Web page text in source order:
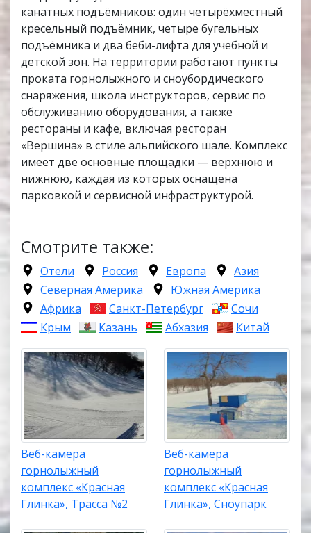
канатных подъёмников: один четырёхместный
кресельный подъёмник, четыре бугельных
подъёмника и два беби-лифта для учебной и
детской зон. На территории работают пункты
проката горнолыжного и сноубордического
снаряжения, школа инструкторов, сервис по
обслуживанию оборудования, а также
рестораны и кафе, включая ресторан
«Вершина» в стиле альпийского шале. Комплекс
имеет две основные площадки — верхнюю и
нижнюю, каждая из которых оснащена
парковкой и сервисной инфраструктурой.
Смотрите также:
Отели Россия Европа
Азия
Северная Америка
Южная Америка
Африка
Санкт-Петербург
Сочи
Крым
Казань Абхазия Китай
Веб-камера
горнолыжный
комплекс «Красная
Глинка», Трасса №2
Веб-камера
горнолыжный
комплекс «Красная
Глинка», Сноупарк